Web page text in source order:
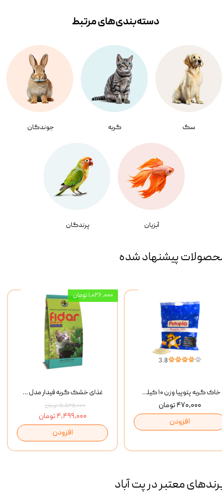
سگ گربه جوندگان
آبزیان پرندگان
دسته‌بندی‌‌های مرتبط
پیشنهاد شده
غذای خشک گربه فیدار مدل Adult وزن 10 کیلوگرم
۵,۵۲۵,۰۰۰ تومان
۴,۴۹۹,۰۰۰ تومان
افزودن
۱,۰۲۶,۰۰۰ تومان
خاک گربه پتوپیا وزن ۱۰ کیلوگرم
۴۷۰,۰۰۰ تومان
افزودن
معتبر در پت آباد